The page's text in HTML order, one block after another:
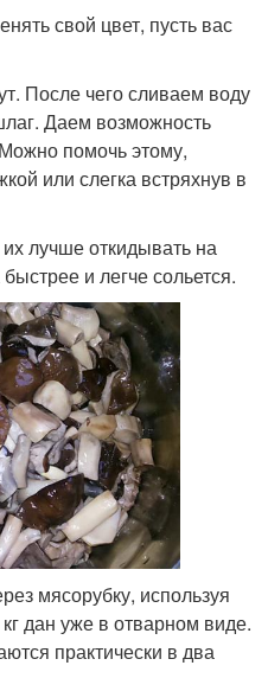
свой цвет, пусть вас
После чего сливаем воду
Даем возможность
помочь этому,
или слегка встряхнув в
лучше откидывать на
и легче сольется.
мясорубку, используя
дан уже в отварном виде.
практически в два